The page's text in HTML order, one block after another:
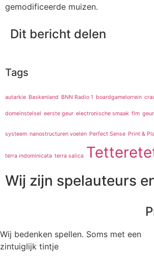
gemodificeerde muizen.
Dit bericht delen
Tags
autarkie Baskenland BNN Radio 1 boardgamelorrein
domeinstelsel eerste geur electronische smaak flm
systeem nanostructuren voelen Perfect Sense Print &
terra indominicata terra salica
Wij zijn spelauteurs
Wij bedenken spellen. Soms met een
zintuiglijk tintje